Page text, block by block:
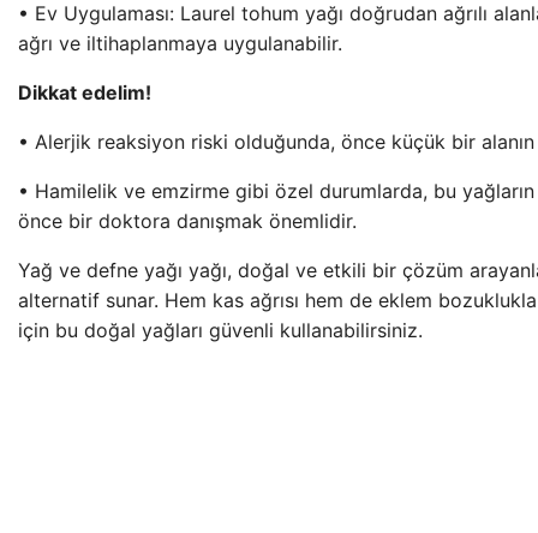
• Ev Uygulaması: Laurel tohum yağı doğrudan ağrılı
ağrı ve iltihaplanmaya uygulanabilir.
Dikkat edelim!
• Alerjik reaksiyon riski olduğunda, önce küçük bir alanın
• Hamilelik ve emzirme gibi özel durumlarda, bu yağların
önce bir doktora danışmak önemlidir.
Yağ ve defne yağı yağı, doğal ve etkili bir çözüm
alternatif sunar. Hem kas ağrısı hem de eklem
için bu doğal yağları güvenli kullanabilirsiniz.